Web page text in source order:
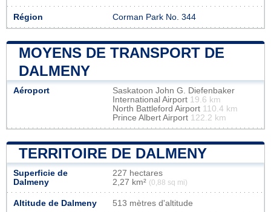
Région Corman Park No. 344
MOYENS DE TRANSPORT DE
DALMENY
Aéroport
Saskatoon John G. Diefenbaker
International Airport 19.6 km
North Battleford Airport 110.4 km
Prince Albert Airport 122.2 km
TERRITOIRE DE DALMENY
Superficie de
Dalmeny
227 hectares
2,27 km² (0,88 sq mi)
Altitude de Dalmeny 513 mètres d'altitude